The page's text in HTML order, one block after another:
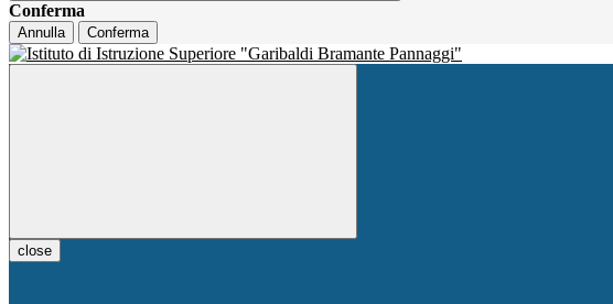
Conferma
Annulla Conferma
close